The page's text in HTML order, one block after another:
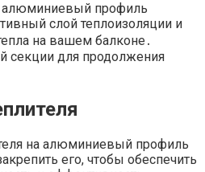
алюминиевый профиль
слой теплоизоляции и
на вашем балконе․
секции для продолжения
на алюминиевый профиль
его, чтобы обеспечить